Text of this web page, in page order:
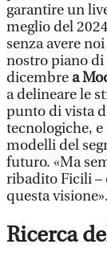
garantire un
meglio del
senza avere
nostro piano di
dicembre a
a delineare le
punto di vista
tecnologiche,
modelli del
futuro. «Ma
ribadito Ficili –
questa visione».
Ricerca